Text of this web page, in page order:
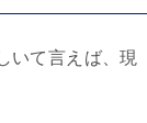
いて言えば、現